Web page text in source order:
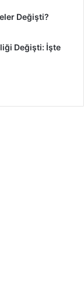
Değişti?
Değişti: İşte